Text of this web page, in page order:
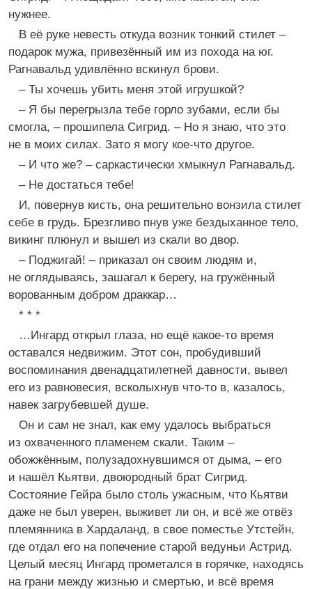
нужнее.
В её руке невесть откуда возник тонкий стилет –
подарок мужа, привезённый им из похода на юг.
Рагнавальд удивлённо вскинул брови.
– Ты хочешь убить меня этой игрушкой?
– Я бы перегрызла тебе горло зубами, если бы
смогла, – прошипела Сигрид. – Но я знаю, что это
не в моих силах. Зато я могу кое-что другое.
– И что же? – саркастически хмыкнул Рагнавальд.
– Не достаться тебе!
И, повернув кисть, она решительно вонзила стилет
себе в грудь. Брезгливо пнув уже бездыханное тело,
викинг плюнул и вышел из скали во двор.
– Поджигай! – приказал он своим людям и,
не оглядываясь, зашагал к берегу, на гружённый
ворованным добром драккар…
* * *
…Ингард открыл глаза, но ещё какое-то время
оставался недвижим. Этот сон, пробудивший
воспоминания двенадцатилетней давности, вывел
его из равновесия, всколыхнув что-то в, казалось,
навек загрубевшей душе.
Он и сам не знал, как ему удалось выбраться
из охваченного пламенем скали. Таким –
обожжённым, полузадохнувшимся от дыма, – его
и нашёл Кьятви, двоюродный брат Сигрид.
Состояние Гейра было столь ужасным, что Кьятви
даже не был уверен, выживет ли он, и всё же отвёз
племянника в Хардаланд, в свое поместье Утстейн,
где отдал его на попечение старой ведуньи Астрид.
Целый месяц Ингард прометался в горячке, находясь
на грани между жизнью и смертью, и всё время